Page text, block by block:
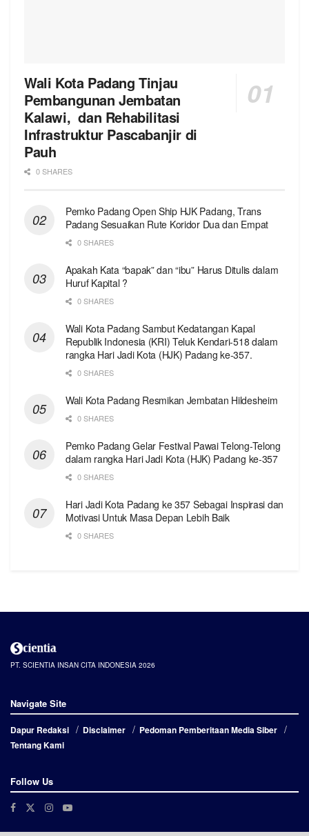
Wali Kota Padang Tinjau
Pembangunan Jembatan
Kalawi, dan Rehabilitasi
Infrastruktur Pascabanjir di
Pauh
0 SHARES
Pemko Padang Open Ship HJK Padang, Trans
Padang Sesuaikan Rute Koridor Dua dan Empat
0 SHARES
Apakah Kata “bapak” dan “ibu” Harus Ditulis dalam
Huruf Kapital ?
0 SHARES
Wali Kota Padang Sambut Kedatangan Kapal
Republik Indonesia (KRI) Teluk Kendari-518 dalam
rangka Hari Jadi Kota (HJK) Padang ke-357.
0 SHARES
Wali Kota Padang Resmikan Jembatan Hildesheim
0 SHARES
Pemko Padang Gelar Festival Pawai Telong-Telong
dalam rangka Hari Jadi Kota (HJK) Padang ke-357
0 SHARES
Hari Jadi Kota Padang ke 357 Sebagai Inspirasi dan
Motivasi Untuk Masa Depan Lebih Baik
0 SHARES
PT. SCIENTIA INSAN CITA INDONESIA 2026
Navigate Site
Dapur Redaksi Disclaimer
Pedoman Pemberitaan Media Siber
Tentang Kami
Follow Us